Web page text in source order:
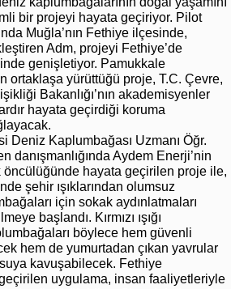
bir projeyi hayata geçiriyor. Pilot
Muğla’nın Fethiye ilçesinde,
Adm, projeyi Fethiye’de
genişletiyor. Pamukkale
ortaklaşa yürüttüğü proje, T.C. Çevre,
Bakanlığı’nın akademisyenler
hayata geçirdiği koruma
Deniz Kaplumbağası Uzmanı Öğr.
danışmanlığında Aydem Enerji’nin
öncülüğünde hayata geçirilen proje ile,
şehir ışıklarından olumsuz
için sokak aydınlatmaları
başlandı. Kırmızı ışığı
böylece hem güvenli
hem de yumurtadan çıkan yavrular
kavuşabilecek. Fethiye
uygulama, insan faaliyetleriyle